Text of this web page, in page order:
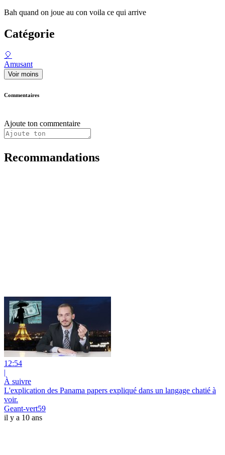
Bah quand on joue au con voila ce qui arrive
Catégorie
🎈
Amusant
Voir moins
Commentaires
Ajoute ton commentaire
Recommandations
12:54
|
À suivre
L'explication des Panama papers expliqué dans un langage chatié à
voir.
Geant-vert59
il y a 10 ans